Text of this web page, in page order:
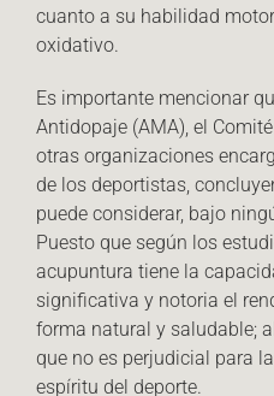
cuanto a su habilidad
oxidativo.
Es importante mencionar
Antidopaje (AMA), el
otras organizaciones
de los deportistas,
puede considerar, bajo
Puesto que según los
acupuntura tiene la
significativa y notoria el
forma natural y saludable;
que no es perjudicial para
espíritu del deporte.